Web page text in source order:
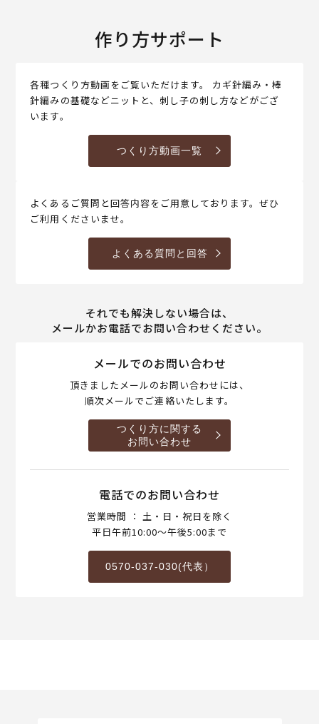
作り方サポート
各種つくり方動画をご覧いただけます。 カギ針編み・棒
針編みの基礎などニットと、刺し子の刺し方などがござ
います。
つくり方動画一覧
よくあるご質問と回答内容をご用意しております。ぜひ
ご利用くださいませ。
よくある質問と回答
それでも解決しない場合は、
メールかお電話でお問い合わせください。
メールでのお問い合わせ
頂きましたメールのお問い合わせには、
順次メールでご連絡いたします。
つくり方に関する
お問い合わせ
電話でのお問い合わせ
営業時間 ： 土・日・祝日を除く
平日午前10:00～午後5:00まで
0570-037-030(代表）